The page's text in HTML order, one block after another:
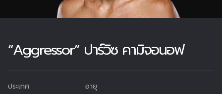
“Aggressor” ปาร์วิซ คามิจอนอฟ
ประเทศ อายุ